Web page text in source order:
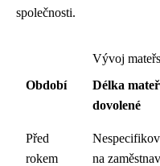
společnosti.
Vývoj
Období
Délka
dovolené
Před
rokem
na